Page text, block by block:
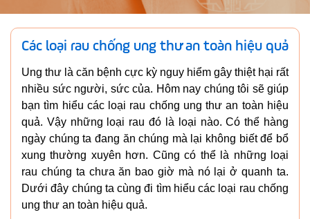
Các loại rau chống ung thư an toàn hiệu quả
Ung thư là căn bệnh cực kỳ nguy hiểm gây thiệt hại rất
nhiều sức người, sức của. Hôm nay chúng tôi sẽ giúp
bạn tìm hiểu các loại rau chống ung thư an toàn hiệu
quả. Vậy những loại rau đó là loại nào. Có thể hàng
ngày chúng ta đang ăn chúng mà lại không biết để bổ
xung thường xuyên hơn. Cũng có thể là những loại
rau chúng ta chưa ăn bao giờ mà nó lại ở quanh ta.
Dưới đây chúng ta cùng đi tìm hiểu các loại rau chống
ung thư an toàn hiệu quả.